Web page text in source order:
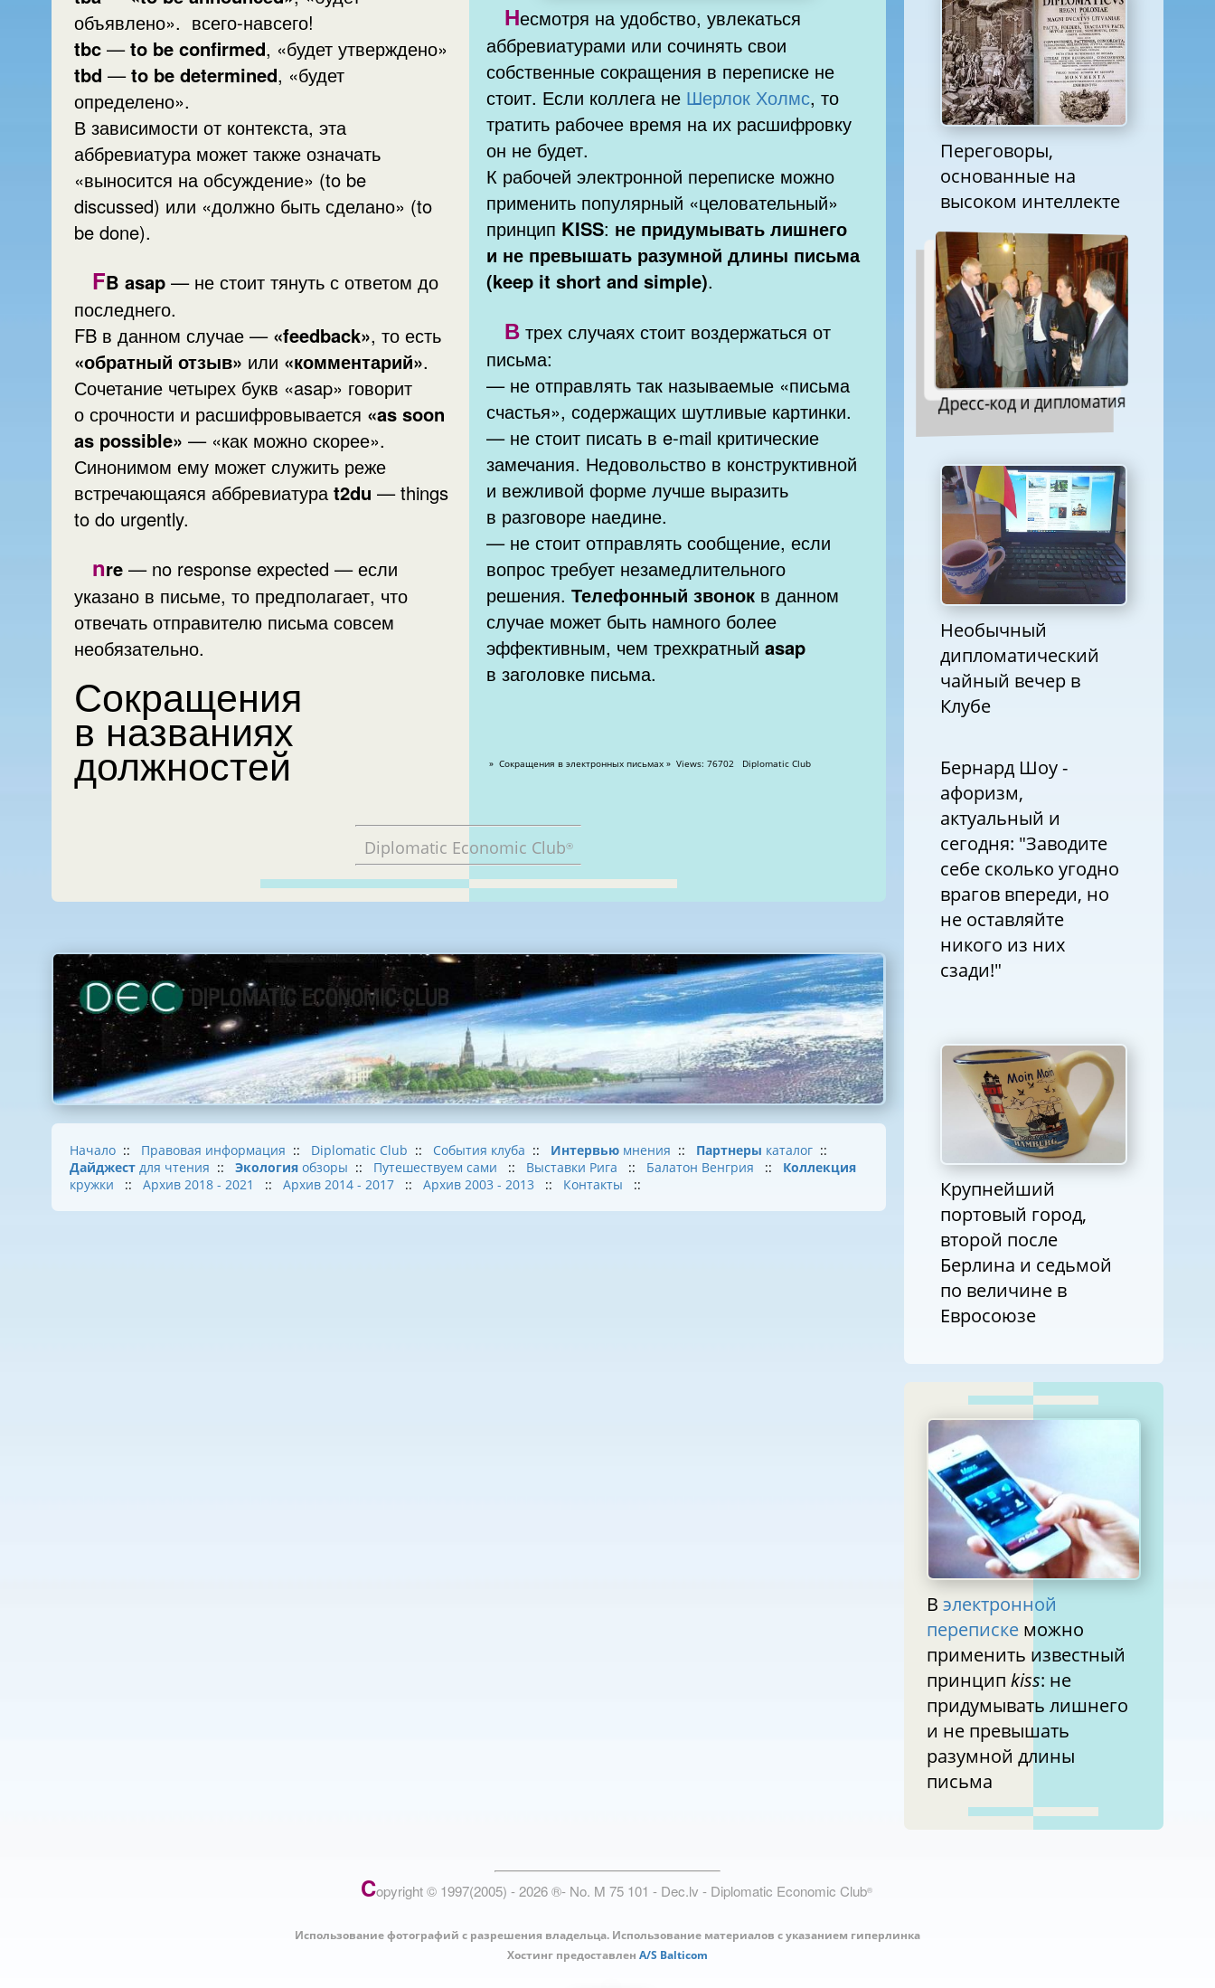
объявлено». всего-навсего!
tbc —to be confirmed , «будет утверждено»
tbd —to be determined, «будет
определено».
В зависимости от контекста, эта
аббревиатура может также означать
«выносится на обсуждение» (to be
discussed) или «должно быть сделано» (to
be done).
FB asap — не стоит тянуть с ответом до
последнего.
FB в данном случае — «feedback», то есть
«обратный отзыв» или «комментарий».
Сочетание четырех букв «asap» говорит
о срочности и расшифровывается «as soon
as possible» — «как можно скорее».
Синонимом ему может служить реже
встречающаяся аббревиатура t2du — things
to do urgently.
nre — no response expected — если
указано в письме, то предполагает, что
отвечать отправителю письма совсем
необязательно.
Сокращения
в названиях
должностей
Несмотря на удобство, увлекаться
аббревиатурами или сочинять свои
собственные сокращения в переписке не
стоит. Если коллега не Шерлок Холмс, то
тратить рабочее время на их расшифровку
он не будет.
К рабочей электронной переписке можно
применить популярный «целовательный»
принцип KISS: не придумывать лишнего
и не превышать разумной длины письма
(keep it short and simple).
В трех случаях стоит воздержаться от
письма:
— не отправлять так называемые «письма
счастья», содержащих шутливые картинки.
— не стоит писать в e-mail критические
замечания. Недовольство в конструктивной
и вежливой форме лучше выразить
в разговоре наедине.
— не стоит отправлять сообщение, если
вопрос требует незамедлительного
решения.Телефонный звонок в данном
случае может быть намного более
эффективным, чем трехкратныйasap
в заголовке письма.
» Сокращения в электронных письмах » Views: 76702 Diplomatic Club
Diplomatic Economic Club®
Начало :: Правовая информация :: Diplomatic Club :: События клуба :: Интервью мнения :: Партнеры каталог ::
Дайджест для чтения :: Экология обзоры :: Путешествуем сами :: Выставки Рига :: Балатон Венгрия :: Коллекция
кружки
:: Архив 2018 - 2021 :: Архив 2014 - 2017 :: Архив 2003 - 2013 :: Контакты ::
Переговоры,
основанные на
высоком интеллекте
Дресс-код и дипломатия
Необычный
дипломатический
чайный вечер в
Клубе
Бернард Шоу -
афоризм,
актуальный и
сегодня: "Заводите
себе сколько угодно
врагов впереди, но
не оставляйте
никого из них
сзади!"
Крупнейший
портовый город,
второй после
Берлина и седьмой
по величине в
Евросоюзе
В электронной
перепискеможно
применить известный
принцип kiss: не
придумывать лишнего
и не превышать
разумной длины
письма
Copyright © 1997(2005) -2026®- No. M 75 101 - Dec.lv - Diplomatic Economic Club®
Использование фотографий с разрешения владельца. Использование материалов с указанием гиперлинка
Хостинг предоставлен A/S Balticom